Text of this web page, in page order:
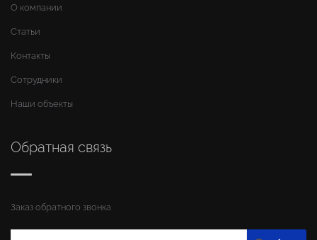
О компании
Статьи
Контакты
Сотрудники
Наши объекты
Обратная связь
Заказ обратного звонка